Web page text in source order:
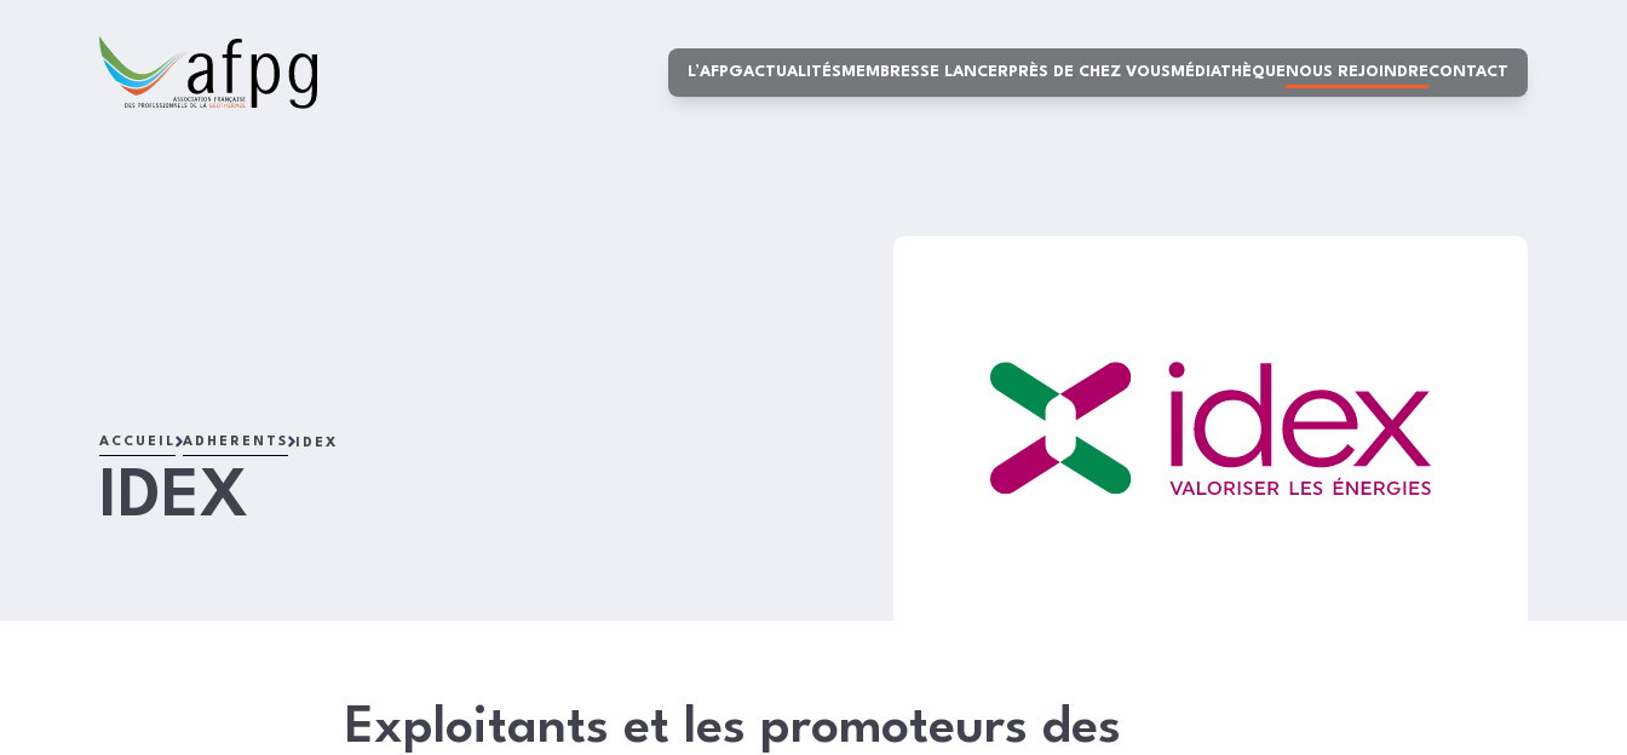
L'AFPG
L’AFPGACTUALITÉS MEMBRESSE LANCER PRÈS DE CHEZ VOUS MÉDIATHÈQUE NOUS REJOINDRECONTACT
ACCUEIL ADHERENTS IDEX
IDEX
Exploitants et les promoteurs des